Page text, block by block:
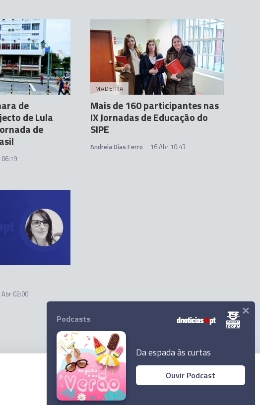
de
de Lula
de
MADEIRA
Mais de 160 participantes nas
IX Jornadas de Educação do
SIPE
Andreia Dias Ferro 16 Abr 10:43
Abr 02:00
© 2026 Empresa Diário de Notícias, Lda.
Podcasts
Da espada às curtas
Ouvir Podcast
×